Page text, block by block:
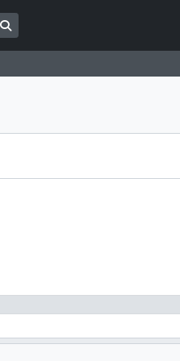
Busque na página de navegação
de Acidentes
de Egressos
Extensão